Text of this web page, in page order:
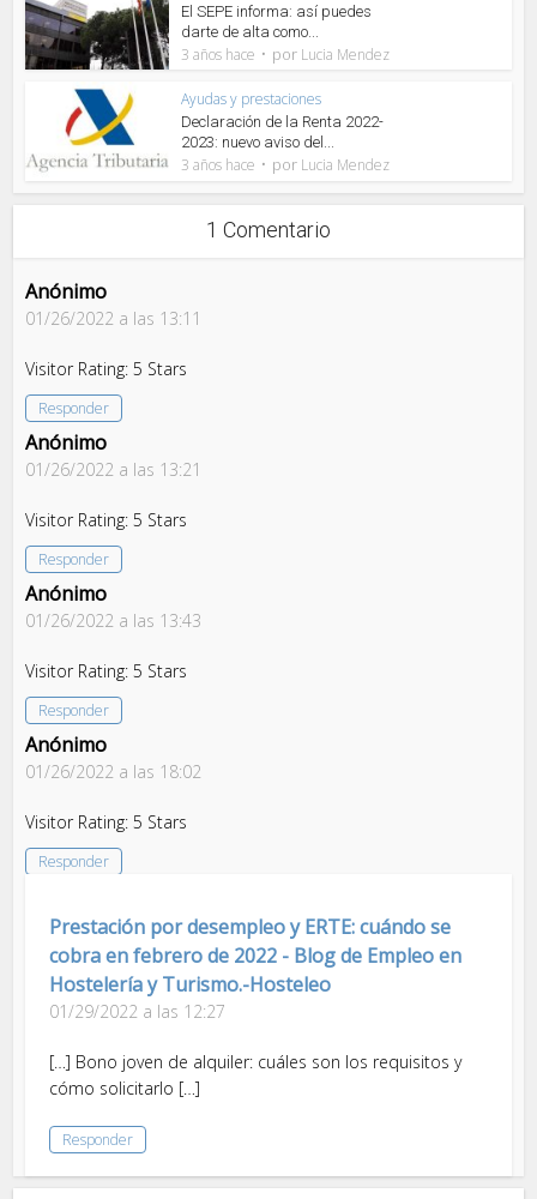
El SEPE informa: así puedes
darte de alta como...
3 años hace por Lucia Mendez
Ayudas y prestaciones
Declaración de la Renta 2022-
2023: nuevo aviso del...
3 años hace por Lucia Mendez
1 Comentario
Anónimo
01/26/2022 a las 13:11
Visitor Rating: 5 Stars
Responder
Anónimo
01/26/2022 a las 13:21
Visitor Rating: 5 Stars
Responder
Anónimo
01/26/2022 a las 13:43
Visitor Rating: 5 Stars
Responder
Anónimo
01/26/2022 a las 18:02
Visitor Rating: 5 Stars
Responder
Prestación por desempleo y ERTE: cuándo se
cobra en febrero de 2022 - Blog de Empleo en
Hostelería y Turismo.-Hosteleo
01/29/2022 a las 12:27
[…] Bono joven de alquiler: cuáles son los requisitos y
cómo solicitarlo […]
Responder